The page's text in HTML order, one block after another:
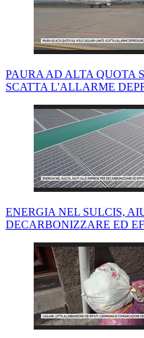
PAURA AD ALTA QUOTA
SCATTA L'ALLARME
ENERGIA NEL SULCIS,
DECARBONIZZARE ED